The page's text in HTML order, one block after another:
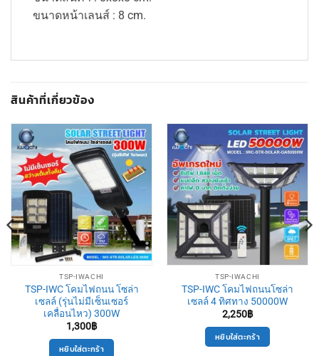
​​​​​​​ขนาดหน้าเลนส์ : 8 cm.
สินค้าที่เกี่ยวข้อง
TSP-IWACHI
TSP-IWC โคมไฟถนน โซล่า
เซลล์ (รุ่นไม่มีเซ็นเซอร์
เคลื่อนไหว) 300W
1,300฿
หยิบใส่ตะกร้า
TSP-IWACHI
TSP-IWC โคมไฟถนนโซล่า
เซลล์ 4 ทิศทาง 50000W
2,250฿
หยิบใส่ตะกร้า